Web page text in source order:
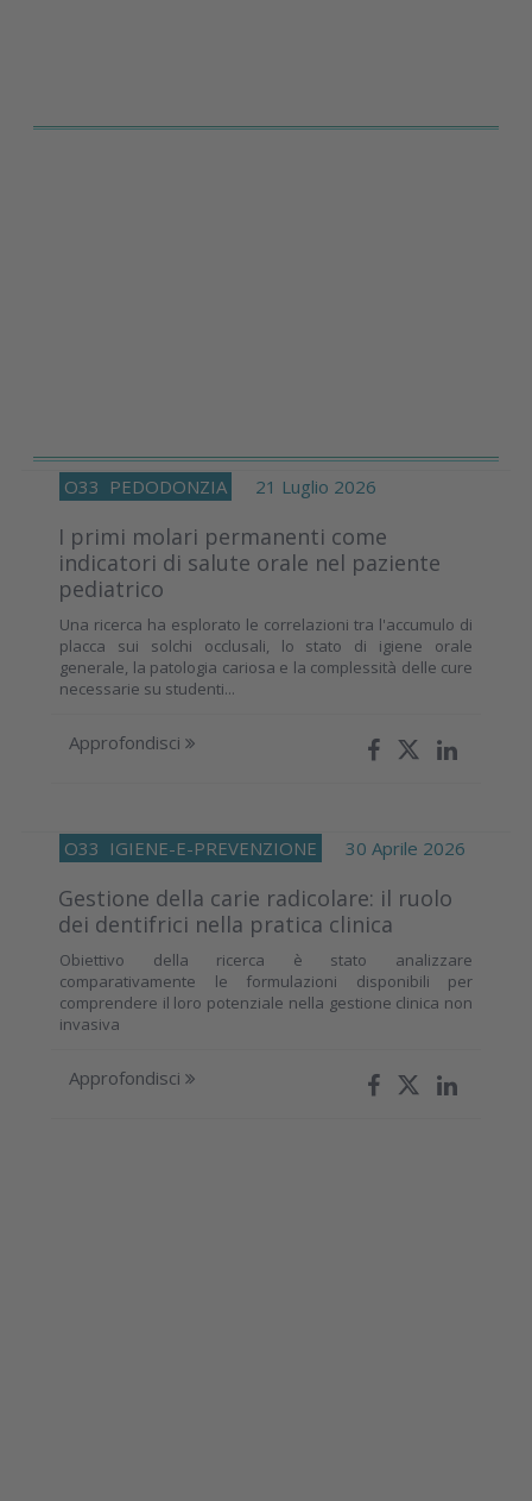
O33 PEDODONZIA 21 Luglio 2026
I primi molari permanenti come
indicatori di salute orale nel paziente
pediatrico
Una ricerca ha esplorato le correlazioni tra l'accumulo di
placca sui solchi occlusali, lo stato di igiene orale
generale, la patologia cariosa e la complessità delle cure
necessarie su studenti...
Approfondisci
O33 IGIENE-E-PREVENZIONE 30 Aprile 2026
Gestione della carie radicolare: il ruolo
dei dentifrici nella pratica clinica
Obiettivo della ricerca è stato analizzare
comparativamente le formulazioni disponibili per
comprendere il loro potenziale nella gestione clinica non
invasiva
Approfondisci